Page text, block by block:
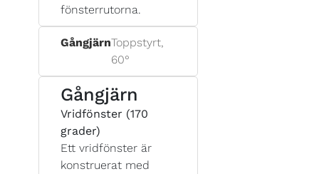
fönsterrutorna.
GångjärnToppstyrt,
60°
Gångjärn
Vridfönster (170
grader)
Ett vridfönster är
konstruerat med